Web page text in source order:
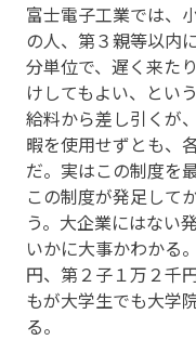
富士電子工業では、
の人、第３親等以内
分単位で、遅く来た
けしてもよい、とい
給料から差し引くが
暇を使用せずとも、
だ。実はこの制度を
この制度が発足して
う。大企業にはない
いかに大事かわかる
円、第２子１万２千
もが大学生でも大学
る。